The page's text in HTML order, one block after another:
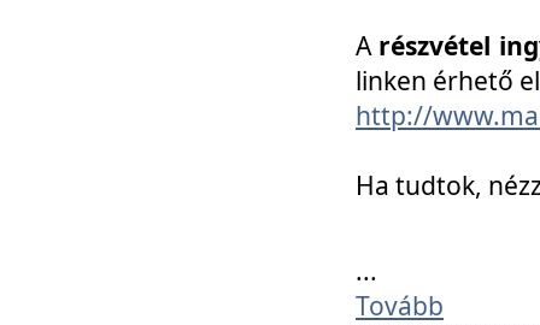
A részvétel
linken érhető
http://
Ha tudtok,
...
Tovább